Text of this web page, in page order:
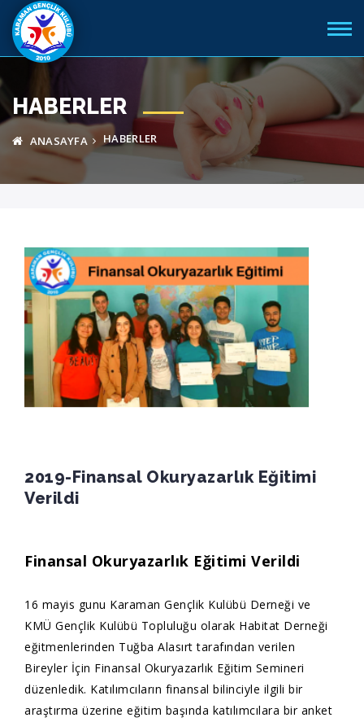
HABERLER
ANASAYFA HABERLER
2019-Finansal Okuryazarlık Eğitimi
Verildi
Finansal Okuryazarlık Eğitimi Verildi
16 mayis gunu Karaman Gençlik Kulübü Derneği ve
KMÜ Gençlik Kulübü Topluluğu olarak Habitat Derneği
eğitmenlerinden Tuğba Alasırt tarafından verilen
Bireyler İçin Finansal Okuryazarlık Eğitim Semineri
düzenledik. Katılımcıların finansal bilinciyle ilgili bir
araştırma üzerine eğitim başında katılımcılara bir anket